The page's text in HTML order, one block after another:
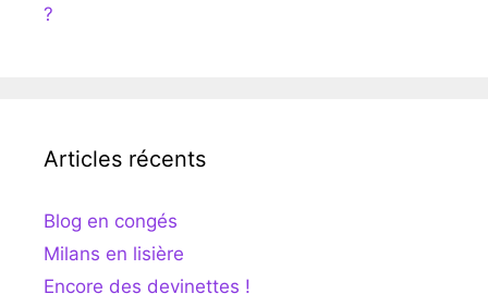
?
Articles récents
Blog en congés
Milans en lisière
Encore des devinettes !